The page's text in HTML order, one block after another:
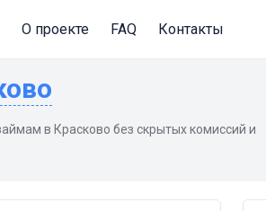
О проекте FAQ Контакты
в Красково без скрытых комиссий и